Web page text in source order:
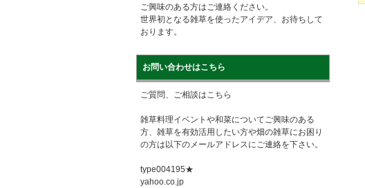
ご興味のある方はご連絡ください。
世界初となる雑草を使ったアイデア、お待ちして
おります。
お問い合わせはこちら
ご質問、ご相談はこちら
雑草料理イベントや和菜についてご興味のある
方、雑草を有効活用したい方や畑の雑草にお困り
の方は以下のメールアドレスにご連絡を下さい。
type004195★
yahoo.co.jp